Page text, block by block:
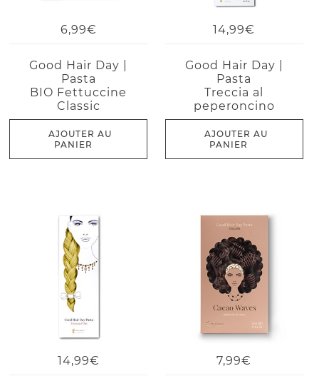
6,99€
Good Hair Day |
Pasta
BIO Fettuccine
Classic
AJOUTER AU
PANIER
14,99€
Good Hair Day |
Pasta
Treccia al
peperoncino
AJOUTER AU
PANIER
14,99€ 7,99€